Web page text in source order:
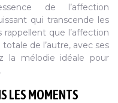
de l’affection
qui transcende les
que l’affection
de l’autre, avec ses
la mélodie idéale pour
LES MOMENTS